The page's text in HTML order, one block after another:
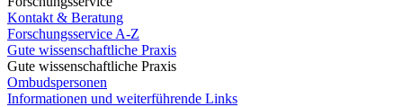
Kontakt & Beratung
Forschungsservice A-Z
Gute wissenschaftliche Praxis
Gute wissenschaftliche Praxis
Ombudspersonen
Informationen und weiterführende Links